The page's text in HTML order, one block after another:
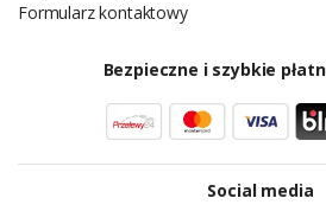
Social media
Formularz kontaktowy
Bezpieczne i szybkie